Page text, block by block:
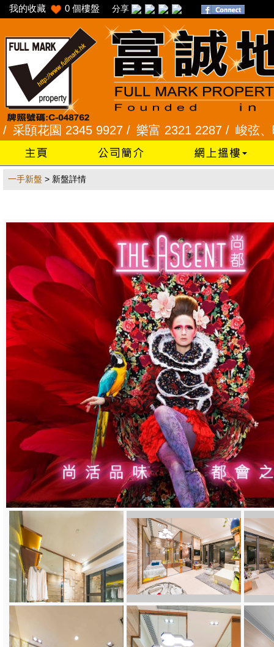
我的收藏 0 個樓盤 分享
園 2345 9927 /樂富 2321 2287 /峻弦、曉暉
一手新盤 > 新盤詳情